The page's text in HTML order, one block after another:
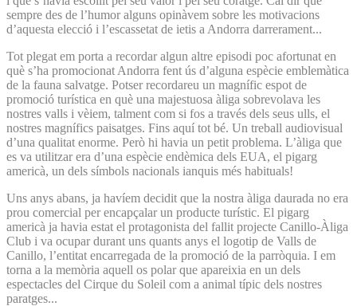
sempre des de l’humor alguns opinàvem sobre les motivacions
d’aquesta elecció i l’escassetat de ietis a Andorra darrerament...
Tot plegat em porta a recordar algun altre episodi poc afortunat en
què s’ha promocionat Andorra fent ús d’alguna espècie emblemàtica
de la fauna salvatge. Potser recordareu un magnífic espot de
promoció turística en què una majestuosa àliga sobrevolava les
nostres valls i vèiem, talment com si fos a través dels seus ulls, el
nostres magnífics paisatges. Fins aquí tot bé. Un treball audiovisual
d’una qualitat enorme. Però hi havia un petit problema. L’àliga que
es va utilitzar era d’una espècie endèmica dels EUA, el pigarg
americà, un dels símbols nacionals ianquis més habituals!
Uns anys abans, ja havíem decidit que la nostra àliga daurada no era
prou comercial per encapçalar un producte turístic. El pigarg
americà ja havia estat el protagonista del fallit projecte Canillo-Àliga
Club i va ocupar durant uns quants anys el logotip de Valls de
Canillo, l’entitat encarregada de la promoció de la parròquia. I em
torna a la memòria aquell os polar que apareixia en un dels
espectacles del Cirque du Soleil com a animal típic dels nostres
paratges...